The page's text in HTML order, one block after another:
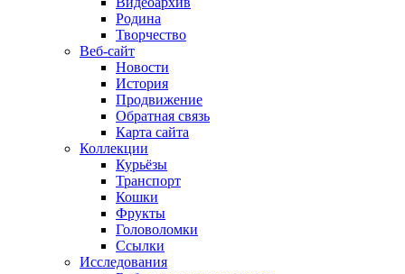
Родина
Творчество
Веб-сайт
Новости
История
Продвижение
Обратная связь
Карта сайта
Коллекции
Курьёзы
Транспорт
Кошки
Фрукты
Головоломки
Ссылки
Исследования